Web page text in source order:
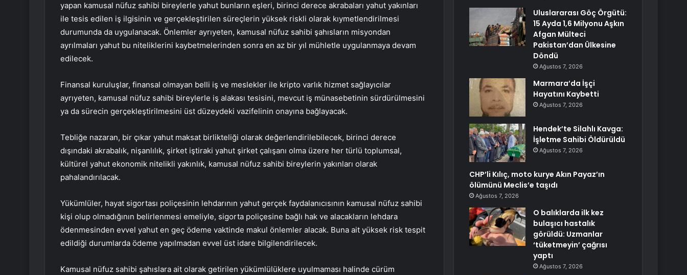
yapan kamusal nüfuz sahibi bireylerle yahut bunların eşleri, birinci derece akrabaları yahut yakınları
ile tesis edilen iş ilgisinin ve gerçekleştirilen süreçlerin yüksek riskli olarak kıymetlendirilmesi
durumunda da uygulanacak. Önlemler ayrıyeten, kamusal nüfuz sahibi şahısların misyondan
ayrılmaları yahut bu niteliklerini kaybetmelerinden sonra en az bir yıl mühletle uygulanmaya devam
edilecek.
Finansal kuruluşlar, finansal olmayan belli iş ve meslekler ile kripto varlık hizmet sağlayıcılar
ayrıyeten, kamusal nüfuz sahibi bireylerle iş alakası tesisini, mevcut iş münasebetinin sürdürülmesini
ya da sürecin gerçekleştirilmesini üst düzeydeki vazifelinin onayına bağlayacak.
Tebliğe nazaran, bir çıkar yahut maksat birlikteliği olarak değerlendirilebilecek, birinci derece
dışındaki akrabalık, nişanlılık, şirket iştiraki yahut şirket çalışanı olma üzere her türlü toplumsal,
kültürel yahut ekonomik nitelikli yakınlık, kamusal nüfuz sahibi bireylerin yakınları olarak
pahalandırılacak.
Yükümlüler, hayat sigortası poliçesinin lehdarının yahut gerçek faydalanıcısının kamusal nüfuz sahibi
kişi olup olmadığının belirlenmesi emeliyle, sigorta poliçesine bağlı hak ve alacakların lehdara
ödenmesinden evvel yahut en geç ödeme vaktinde makul önlemler alacak. Buna ait yüksek risk tespit
edildiği durumlarda ödeme yapılmadan evvel üst idare bilgilendirilecek.
Kamusal nüfuz sahibi şahıslara ait olarak getirilen yükümlülüklere uyulmaması halinde cürüm
Uluslararası Göç Örgütü:
15 Ayda 1,6 Milyonu Aşkın
Afgan Mülteci
Pakistan’dan Ülkesine
Döndü
Ağustos 7, 2026
Marmara’da İşçi
Hayatını Kaybetti
Ağustos 7, 2026
Hendek’te Silahlı Kavga:
İşletme Sahibi Öldürüldü
Ağustos 7, 2026
CHP’li Kılıç, moto kurye Akın Payaz’ın
ölümünü Meclis’e taşıdı
Ağustos 7, 2026
O balıklarda ilk kez
bulaşıcı hastalık
görüldü: Uzmanlar
‘tüketmeyin’ çağrısı
yaptı
Ağustos 7, 2026